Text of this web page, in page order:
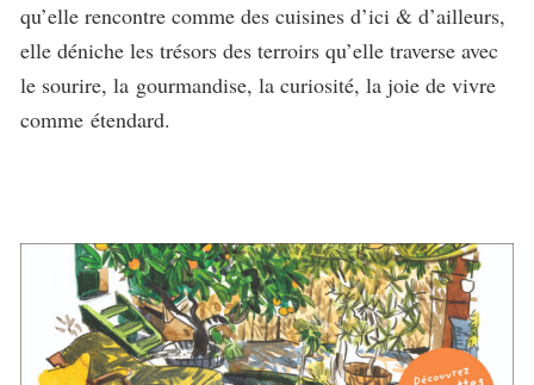
qu’elle rencontre comme des cuisines d’ici & d’ailleurs,
elle déniche les trésors des terroirs qu’elle traverse avec
le sourire, la gourmandise, la curiosité, la joie de vivre
comme étendard.